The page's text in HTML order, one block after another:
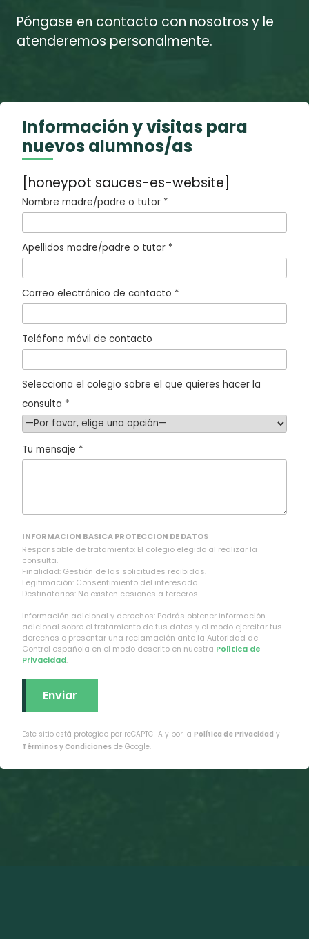
Póngase en contacto con nosotros y le
atenderemos personalmente.
Información y visitas para
nuevos alumnos/as
[honeypot sauces-es-website]
Nombre madre/padre o tutor *
Apellidos madre/padre o tutor *
Correo electrónico de contacto *
Teléfono móvil de contacto
Selecciona el colegio sobre el que quieres hacer la
consulta *
Tu mensaje *
INFORMACION BASICA PROTECCION DE DATOS
Responsable de tratamiento: El colegio elegido al realizar la
consulta.
Finalidad: Gestión de las solicitudes recibidas.
Legitimación: Consentimiento del interesado.
Destinatarios: No existen cesiones a terceros.
Información adicional y derechos: Podrás obtener información
adicional sobre el tratamiento de tus datos y el modo ejercitar tus
derechos o presentar una reclamación ante la Autoridad de
Control española en el modo descrito en nuestra Política de
Privacidad.
Este sitio está protegido por reCAPTCHA y por la Política de Privacidad y
Términos y Condiciones de Google.